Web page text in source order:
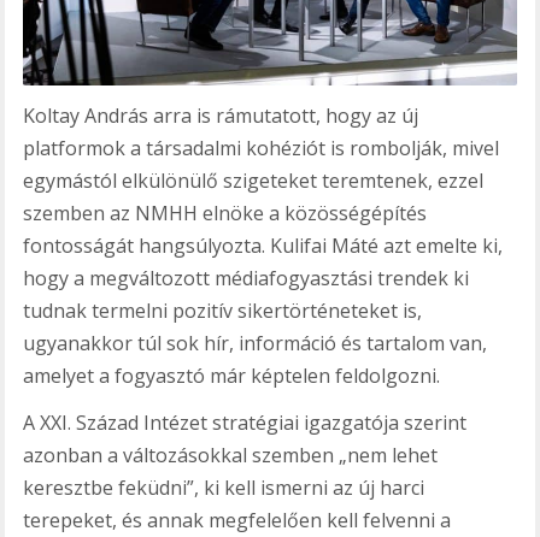
Koltay András arra is rámutatott, hogy az új
platformok a társadalmi kohéziót is rombolják, mivel
egymástól elkülönülő szigeteket teremtenek, ezzel
szemben az NMHH elnöke a közösségépítés
fontosságát hangsúlyozta. Kulifai Máté azt emelte ki,
hogy a megváltozott médiafogyasztási trendek ki
tudnak termelni pozitív sikertörténeteket is,
ugyanakkor túl sok hír, információ és tartalom van,
amelyet a fogyasztó már képtelen feldolgozni.
A XXI. Század Intézet stratégiai igazgatója szerint
azonban a változásokkal szemben „nem lehet
keresztbe feküdni”, ki kell ismerni az új harci
terepeket, és annak megfelelően kell felvenni a